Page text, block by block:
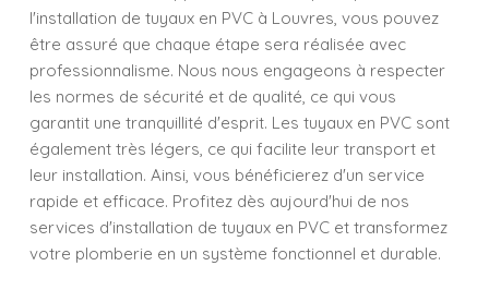
l'installation de tuyaux en PVC à Louvres, vous pouvez
être assuré que chaque étape sera réalisée avec
professionnalisme. Nous nous engageons à respecter
les normes de sécurité et de qualité, ce qui vous
garantit une tranquillité d'esprit. Les tuyaux en PVC sont
également très légers, ce qui facilite leur transport et
leur installation. Ainsi, vous bénéficierez d'un service
rapide et efficace. Profitez dès aujourd'hui de nos
services d'installation de tuyaux en PVC et transformez
votre plomberie en un système fonctionnel et durable.